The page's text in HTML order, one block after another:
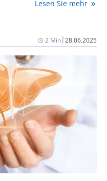
im Vergleich zu
Therapie
und
Verfügung.
Lesen Sie mehr
2 Min|28.06.2025